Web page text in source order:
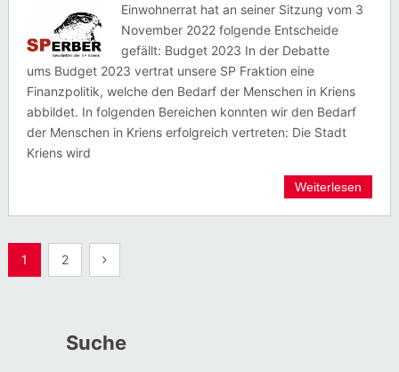
Einwohnerrat hat an seiner Sitzung vom 3
November 2022 folgende Entscheide
gefällt: Budget 2023 In der Debatte
ums Budget 2023 vertrat unsere SP Fraktion eine
Finanzpolitik, welche den Bedarf der Menschen in Kriens
abbildet. In folgenden Bereichen konnten wir den Bedarf
der Menschen in Kriens erfolgreich vertreten: Die Stadt
Kriens wird
Weiterlesen
Seitennummerierung
1 2
Suche